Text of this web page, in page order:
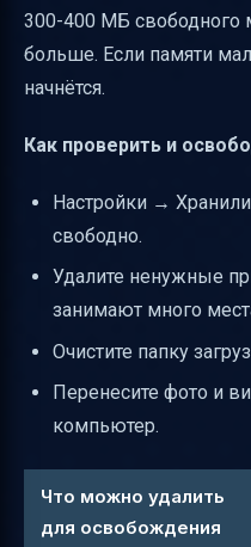
300-400 МБ свободного
больше. Если памяти
начнётся.
Как проверить и
Настройки →
свободно.
Удалите ненужные
занимают много
Очистите папку
Перенесите фото и
компьютер.
Что можно удалить
для освобождения